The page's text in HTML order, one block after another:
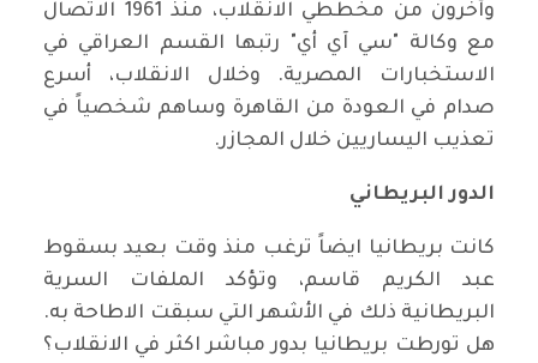
وآخرون من مخططي الانقلاب، منذ 1961 الاتصال
مع وكالة "سي آي أي" رتبها القسم العراقي في
الاستخبارات المصرية. وخلال الانقلاب، أسرع
صدام في العودة من القاهرة وساهم شخصياً في
تعذيب اليساريين خلال المجازر.
الدور البريطاني
كانت بريطانيا ايضاً ترغب منذ وقت بعيد بسقوط
عبد الكريم قاسم، وتؤكد الملفات السرية
البريطانية ذلك في الأشهر التي سبقت الاطاحة به.
هل تورطت بريطانيا بدور مباشر اكثر في الانقلاب؟